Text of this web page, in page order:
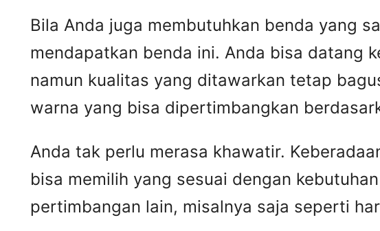
Bila Anda juga membutuhkan benda yang
mendapatkan benda ini. Anda bisa datang
namun kualitas yang ditawarkan tetap
warna yang bisa dipertimbangkan
Anda tak perlu merasa khawatir.
bisa memilih yang sesuai dengan
pertimbangan lain, misalnya saja seperti